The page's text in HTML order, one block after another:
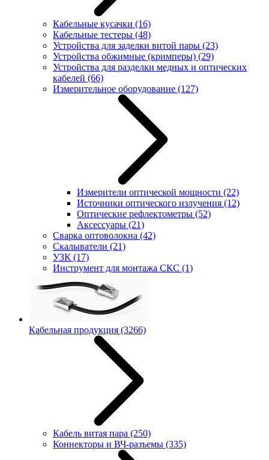
Кабельные кусачки (16)
Кабельные тестеры (48)
Устройства для заделки витой пары (23)
Устройства обжимные (кримперы) (29)
Устройства для разделки медных и оптических
кабелей (66)
Измерительное оборудование (127)
Измерители оптической мощности (22)
Источники оптического излучения (12)
Оптические рефлектометры (52)
Аксессуары (21)
Сварка оптоволокна (42)
Скалыватели (21)
УЗК (17)
Инструмент для монтажа СКС (1)
Кабельная продукция (3266)
Кабель витая пара (250)
Коннекторы и ВЧ-разъемы (335)